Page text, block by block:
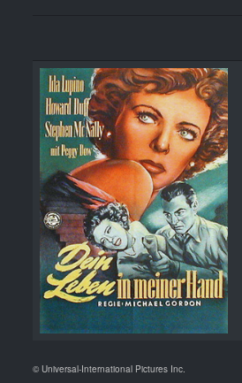
© Universal-International Pictures Inc.